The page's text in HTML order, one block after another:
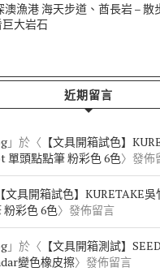
澳漁港 海天步道、酋長岩 –
大岩石
近期留言
」於〈 【文具開箱試色】
單頭點點筆 粉彩色 6色〉發佈
【文具開箱試色】KURETAKE
彩色 6色〉發佈留言
」於〈 【文具開箱測試】
變色橡皮擦〉發佈留言